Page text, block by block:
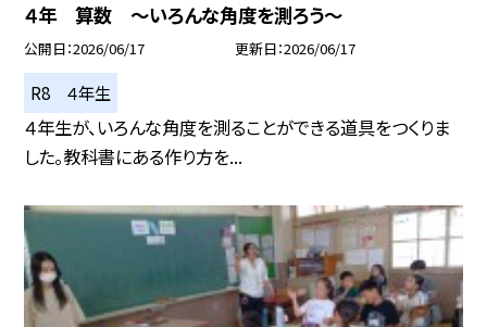
４年 算数 ～いろんな角度を測ろう～
公開日 2026/06/17 更新日 2026/06/17
R8 ４年生
４年生が、いろんな角度を測ることができる道具をつくりま
した。教科書にある作り方を...